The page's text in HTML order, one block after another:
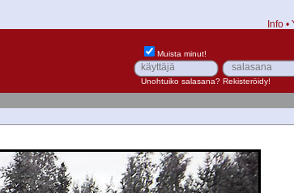
Info •
Muista minut!
Unohtuiko salasana? Rekisteröidy!